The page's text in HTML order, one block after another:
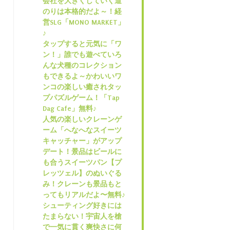
のりは本格的だよ～！経
営SLG「MONO MARKET」
♪
タップすると元気に「ワ
ン！」誰でも遊べていろ
んな犬種のコレクション
もできるよ～かわいいワ
ンコの楽しい癒されタッ
プパズルゲーム！「Tap
Dag Cafe」無料♪
人気の楽しいクレーンゲ
ーム「へなへなスイーツ
キャッチャー」がアップ
デート！景品はビールに
も合うスイーツパン【プ
レッツェル】のぬいぐる
み！クレーンも景品もと
ってもリアルだよ〜無料♪
シューティング好きには
たまらない！宇宙人を槍
で一気に貫く爽快さに何